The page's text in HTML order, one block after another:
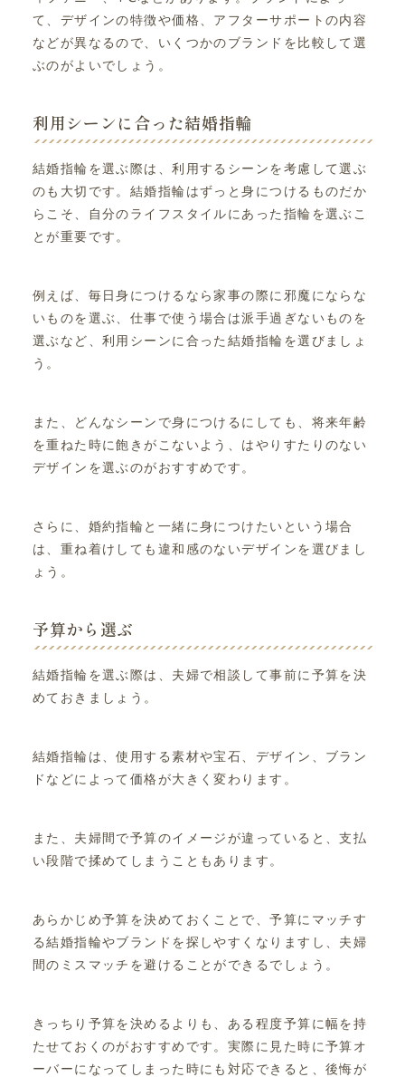
て、デザインの特徴や価格、アフターサポートの内容
などが異なるので、いくつかのブランドを比較して選
ぶのがよいでしょう。
利用シーンに合った結婚指輪
結婚指輪を選ぶ際は、利用するシーンを考慮して選ぶ
のも大切です。結婚指輪はずっと身につけるものだか
らこそ、自分のライフスタイルにあった指輪を選ぶこ
とが重要です。
例えば、毎日身につけるなら家事の際に邪魔にならな
いものを選ぶ、仕事で使う場合は派手過ぎないものを
選ぶなど、利用シーンに合った結婚指輪を選びましょ
う。
また、どんなシーンで身につけるにしても、将来年齢
を重ねた時に飽きがこないよう、はやりすたりのない
デザインを選ぶのがおすすめです。
さらに、婚約指輪と一緒に身につけたいという場合
は、重ね着けしても違和感のないデザインを選びまし
ょう。
予算から選ぶ
結婚指輪を選ぶ際は、夫婦で相談して事前に予算を決
めておきましょう。
結婚指輪は、使用する素材や宝石、デザイン、ブラン
ドなどによって価格が大きく変わります。
また、夫婦間で予算のイメージが違っていると、支払
い段階で揉めてしまうこともあります。
あらかじめ予算を決めておくことで、予算にマッチす
る結婚指輪やブランドを探しやすくなりますし、夫婦
間のミスマッチを避けることができるでしょう。
きっちり予算を決めるよりも、ある程度予算に幅を持
たせておくのがおすすめです。実際に見た時に予算オ
ーバーになってしまった時にも対応できると、後悔が